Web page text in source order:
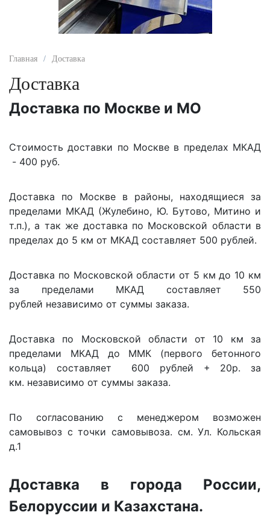
Главная Доставка
Доставка
Доставка по Москве и МО
Стоимость доставки по Москве в пределах МКАД
- 400 руб.
Доставка по Москве в районы, находящиеся за
пределами МКАД (Жулебино, Ю. Бутово, Митино и
т.п.), а так же доставка по Московской области в
пределах до 5 км от МКАД составляет 500 рублей.
Доставка по Московской области от 5 км до 10 км
за пределами МКАД составляет 550
рублей независимо от суммы заказа.
Доставка по Московской области от 10 км за
пределами МКАД до ММК (первого бетонного
кольца) составляет 600 рублей + 20р. за
км. независимо от суммы заказа.
По согласованию с менеджером возможен
самовывоз с точки самовывоза. см. Ул. Кольская
д.1
Доставка в города России,
Белоруссии и Казахстана.